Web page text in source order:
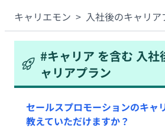
キャリエモン > 入社後のキャリア
#キャリア を含む 入社
ャリアプラン
セールスプロモーションのキャ
教えていただけますか？